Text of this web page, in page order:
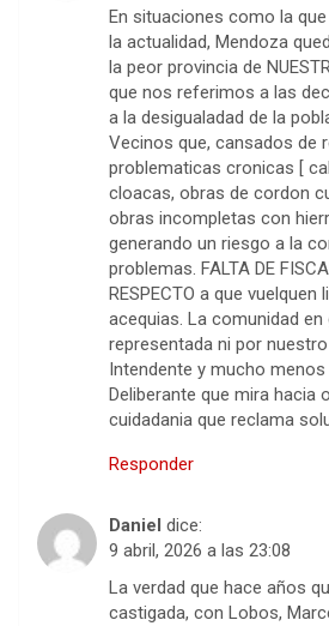
En situaciones como la
la actualidad, Mendoza
la peor provincia de
que nos referimos a las
a la desigualadad de la
Vecinos que, cansados de
problematicas cronicas [
cloacas, obras de cordon
obras incompletas con
generando un riesgo a la
problemas. FALTA DE
RESPECTO a que
acequias. La comunidad
representada ni por
Intendente y mucho
Deliberante que mira hacia
cuidadania que reclama
Responder
Daniel dice:
9 abril, 2026 a las 23:08
La verdad que hace años
castigada, con Lobos,